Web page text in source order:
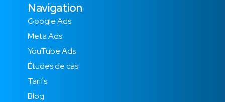
Navigation
Google Ads
Meta Ads
YouTube Ads
Études de cas​
Tarifs
Blog